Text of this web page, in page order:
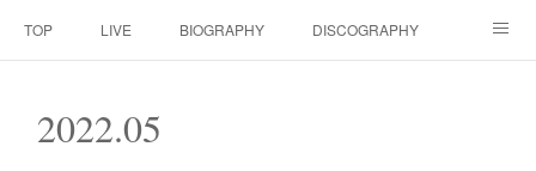
TOP LIVE BIOGRAPHY DISCOGRAPHY
2022.05